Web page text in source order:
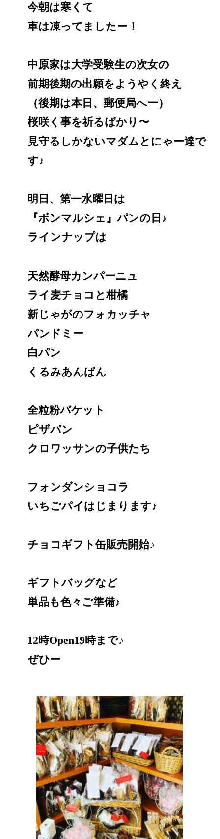
今朝は寒くて
車は凍ってましたー！
中原家は大学受験生の次女の
前期後期の出願をようやく終え
（後期は本日、郵便局へー）
桜咲く事を祈るばかり〜
見守るしかないマダムとにゃー達で
す♪
明日、第一水曜日は
『ボンマルシェ』パンの日♪
ラインナップは
天然酵母カンパーニュ
ライ麦チョコと柑橘
新じゃがのフォカッチャ
パンドミー
白パン
くるみあんぱん
全粒粉バケット
ピザパン
クロワッサンの子供たち
フォンダンショコラ
いちごパイはじまります♪
チョコギフト缶販売開始♪
ギフトバッグなど
単品も色々ご準備♪
12時Open19時まで♪
ぜひー